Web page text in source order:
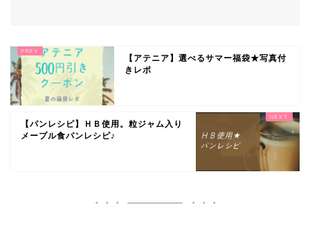
【アテニア】選べるサマー福袋★写真付
きレポ
【パンレシピ】ＨＢ使用。粒ジャム入り
メープル食パンレシピ♪